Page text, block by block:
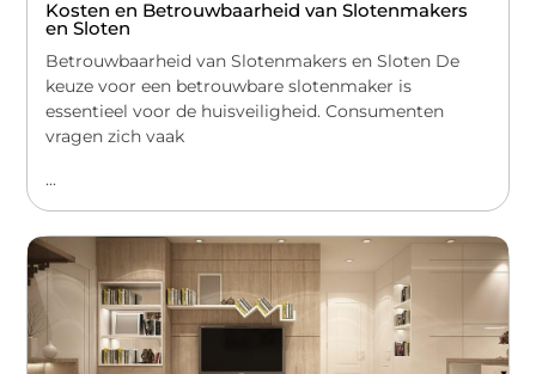
Kosten en Betrouwbaarheid van Slotenmakers
en Sloten
Betrouwbaarheid van Slotenmakers en Sloten De
keuze voor een betrouwbare slotenmaker is
essentieel voor de huisveiligheid. Consumenten
vragen zich vaak
...